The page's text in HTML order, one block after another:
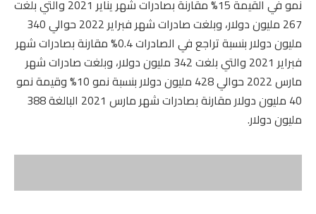
نمو في القيمة 15% مقارنة بصادرات شهر يناير 2021 والتي بلغت
267 مليون دولار، وبلغت صادرات شهر فبراير 2022 حوالي 340
مليون دولار بنسبة تراجع في الصادرات 0.4% مقارنة بصادرات شهر
فبراير 2021 والتي بلغت 342 مليون دولار، وبلغت صادرات شهر
مارس 2022 حوالي 428 مليون دولار بنسبة نمو 10% وقيمة نمو
40 مليون دولار مقارنة بصادرات شهر مارس 2021 البالغة 388
مليون دولار.